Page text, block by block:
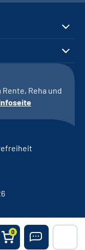
0
Reha und